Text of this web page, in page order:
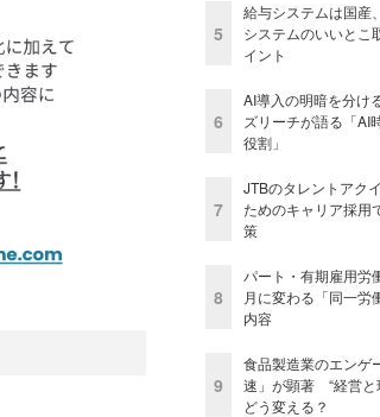
5
給与システムは国
システムのいいとこ
イント
6
AI導入の明暗を分け
ズリーチが語る「AI
役割」
7
JTBのタレントアク
ためのキャリア採用
策
8
パート・有期雇用労
月に変わる「同一労
内容
9
食品製造業のエンゲ
速」が顕著 “経営と
どう変える？